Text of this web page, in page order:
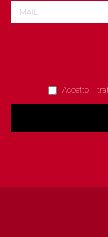
Accetto il